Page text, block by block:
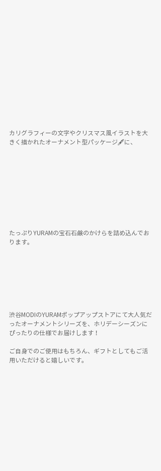
カリグラフィーの文字やクリスマス風イラストを大
きく描かれたオーナメント型パッケージ🖋に、
たっぷりYURAMの宝石石鹸のかけらを詰め込んでお
ります。
渋谷MODIのYURAMポップアップストアにて大人気だ
ったオーナメントシリーズを、ホリデーシーズンに
ぴったりの仕様でお届けします！
ご自身でのご使用はもちろん、ギフトとしてもご活
用いただけると嬉しいです。